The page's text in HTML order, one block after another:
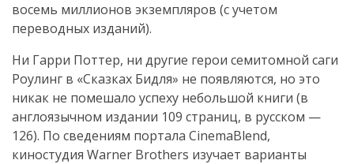
восемь миллионов экземпляров (с учетом
переводных изданий).
Ни Гарри Поттер, ни другие герои семитомной саги
Роулинг в «Сказках Бидля» не появляются, но это
никак не помешало успеху небольшой книги (в
англоязычном издании 109 страниц, в русском —
126). По сведениям портала CinemaBlend,
киностудия Warner Brothers изучает варианты